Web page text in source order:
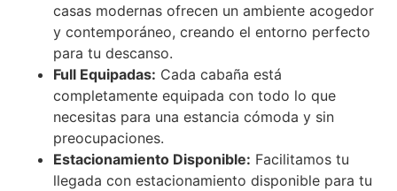
casas modernas ofrecen un ambiente acogedor
y contemporáneo, creando el entorno perfecto
para tu descanso.
Full Equipadas: Cada cabaña está
completamente equipada con todo lo que
necesitas para una estancia cómoda y sin
preocupaciones.
Estacionamiento Disponible: Facilitamos tu
llegada con estacionamiento disponible para tu